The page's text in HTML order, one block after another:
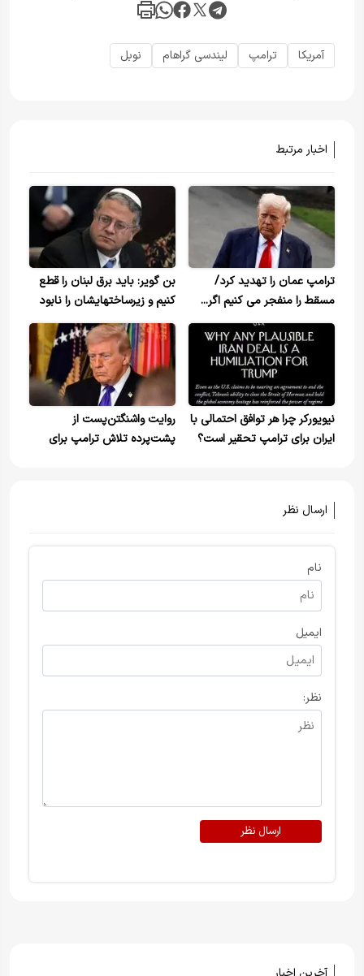
آمریکا ترامپ لیندسی گراهام نوبل
اخبار مرتبط
ترامپ عمان را تهدید کرد/
مسقط را منفجر می کنیم اگر...
بن گویر: باید برق لبنان را قطع
کنیم و زیرساختهایشان را نابود
کنیم +ویدیو
نیویورکر چرا هر توافق احتمالی با
ایران برای ترامپ تحقیر است؟
روایت واشنگتن‌پست از
پشت‌پرده تلاش ترامپ برای
ارسال نظر
نام
ایمیل
نظر:
ارسال نظر